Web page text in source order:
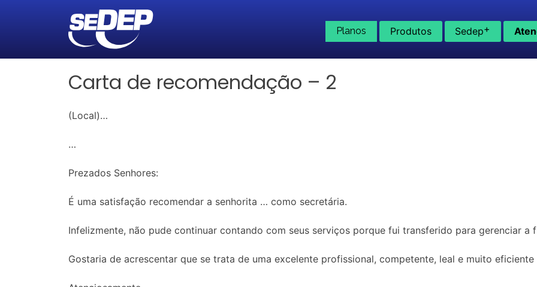
Planos Produtos Sedep+
Carta de recomendação – 2
(Local)…
…
Prezados Senhores:
É uma satisfação recomendar a senhorita … como secretária.
Infelizmente, não pude continuar contando com seus serviços porque fui transferido para gerenciar
Gostaria de acrescentar que se trata de uma excelente profissional, competente, leal e muito eficiente